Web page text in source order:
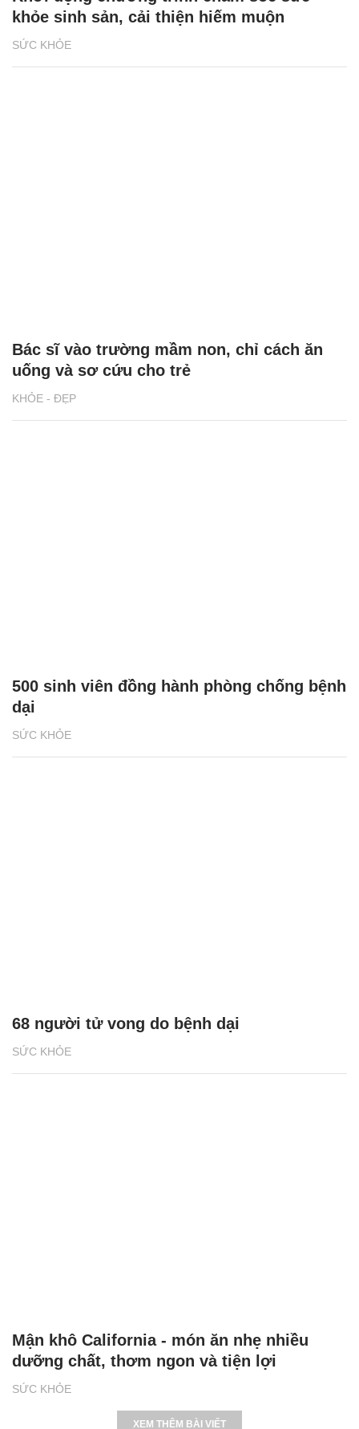
SỨC KHỎE
khỏe sinh sản, cải thiện hiếm muộn
KHỎE - ĐẸP
Bác sĩ vào trường mầm non, chỉ cách ăn
uống và sơ cứu cho trẻ
SỨC KHỎE
500 sinh viên đồng hành phòng chống bệnh
dại
SỨC KHỎE
68 người tử vong do bệnh dại
SỨC KHỎE
Mận khô California - món ăn nhẹ nhiều
dưỡng chất, thơm ngon và tiện lợi
XEM THÊM BÀI VIẾT